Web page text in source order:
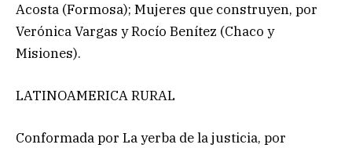
Acosta (Formosa); Mujeres que construyen, por
Verónica Vargas y Rocío Benítez (Chaco y
Misiones).
LATINOAMERICA RURAL
Conformada por La yerba de la justicia, por